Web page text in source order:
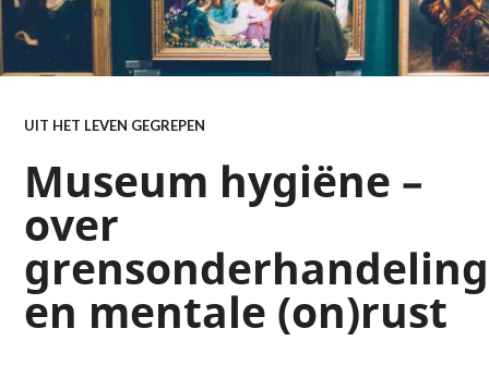
UIT HET LEVEN GEGREPEN
Museum hygiëne –
over
en mentale (on)rust